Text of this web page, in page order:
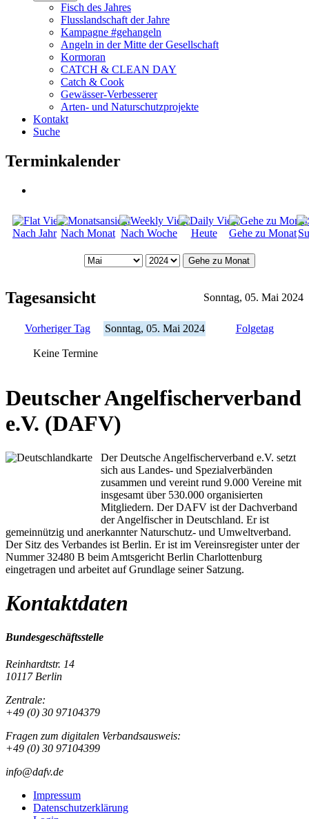
Fisch des Jahres
Flusslandschaft der Jahre
Kampagne #gehangeln
Angeln in der Mitte der Gesellschaft
Kormoran
CATCH & CLEAN DAY
Catch & Cook
Gewässer-Verbesserer
Arten- und Naturschutzprojekte
Kontakt
Suche
Terminkalender
Nach Jahr Nach Monat Nach Woche Heute Gehe zu Monat
Gehe zu Monat
Tagesansicht Sonntag, 05. Mai 2024
Vorheriger Tag Sonntag, 05. Mai 2024 Folgetag
Keine Termine
Deutscher Angelfischerverband
e.V. (DAFV)
Der Deutsche Angelfischerverband e.V. setzt
sich aus Landes- und Spezialverbänden
zusammen und vereint rund 9.000 Vereine mit
insgesamt über 530.000 organisierten
Mitgliedern. Der DAFV ist der Dachverband
der Angelfischer in Deutschland. Er ist
gemeinnützig und anerkannter Naturschutz- und Umweltverband.
Der Sitz des Verbandes ist Berlin. Er ist im Vereinsregister unter der
Nummer 32480 B beim Amtsgericht Berlin Charlottenburg
eingetragen und arbeitet auf Grundlage seiner Satzung.
Kontaktdaten
Bundesgeschäftsstelle
Reinhardtstr. 14
10117 Berlin
Zentrale:
+49 (0) 30 97104379
Fragen zum digitalen Verbandsausweis:
+49 (0) 30 97104399
info@dafv.de
Impressum
Datenschutzerklärung